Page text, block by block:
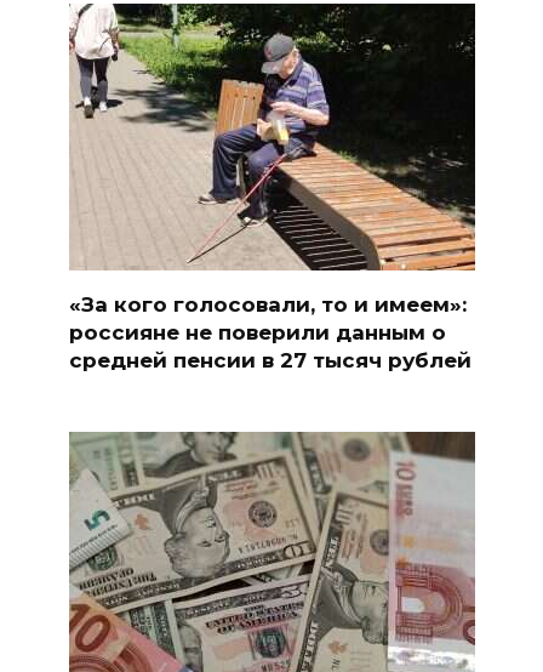
«За кого голосовали, то и имеем»:
россияне не поверили данным о
средней пенсии в 27 тысяч рублей